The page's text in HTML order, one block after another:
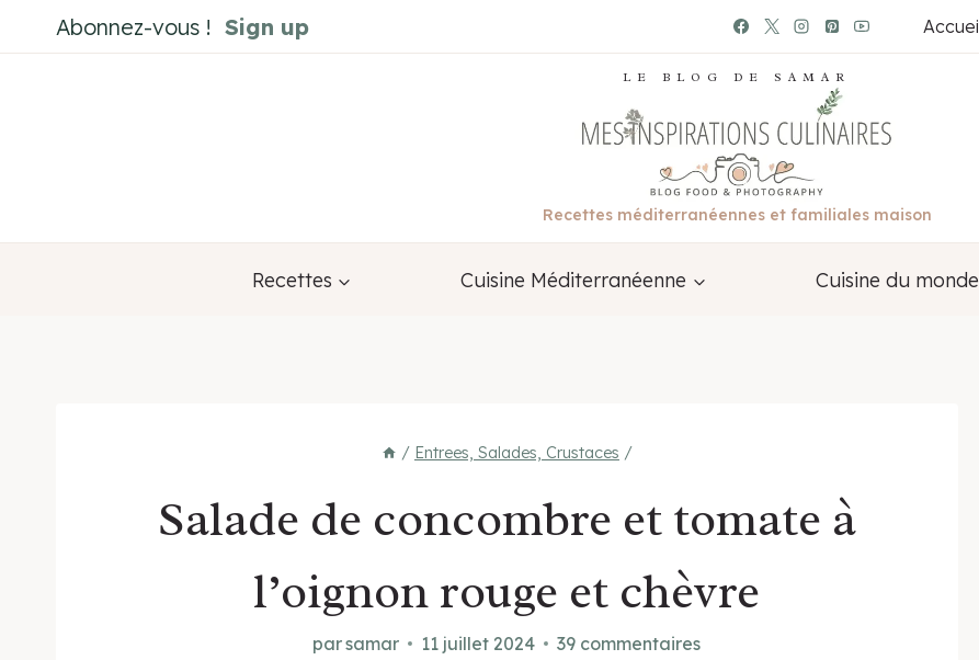
au
Abonnez-vous ! Sign up
LE BLOG DE SAMAR
Recettes méditerranéennes et familiales maison
Recettes Cuisine Méditerranéenne Cuisine du monde
/ Entrees, Salades, Crustaces /
Salade de concombre et tomate à
l’oignon rouge et chèvre
parsamar 11 juillet 2024 39 commentaires